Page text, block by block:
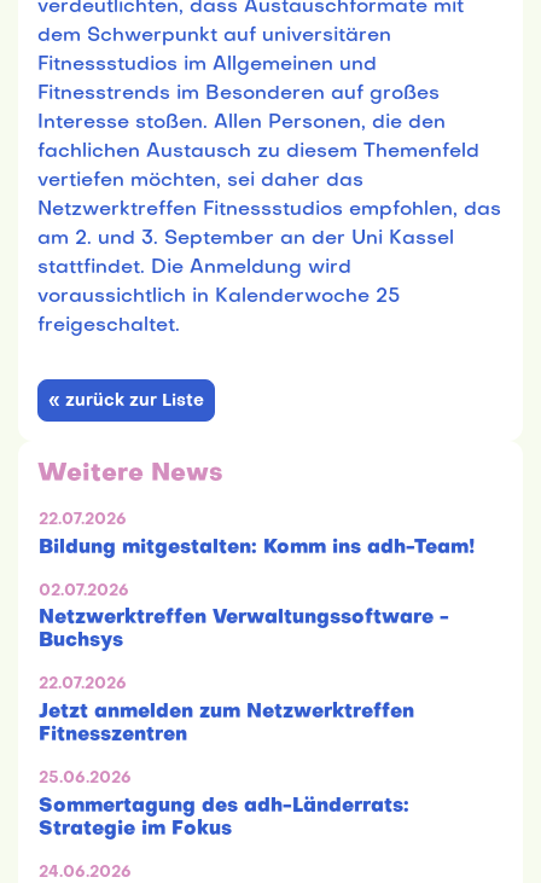
verdeutlichten, dass Austauschformate mit
dem Schwerpunkt auf universitären
Fitnessstudios im Allgemeinen und
Fitnesstrends im Besonderen auf großes
Interesse stoßen. Allen Personen, die den
fachlichen Austausch zu diesem Themenfeld
vertiefen möchten, sei daher das
Netzwerktreffen Fitnessstudios empfohlen, das
am 2. und 3. September an der Uni Kassel
stattfindet. Die Anmeldung wird
voraussichtlich in Kalenderwoche 25
freigeschaltet.
« zurück zur Liste
Weitere News
22.07.2026
Bildung mitgestalten: Komm ins adh-Team!
02.07.2026
Netzwerktreffen Verwaltungssoftware -
Buchsys
22.07.2026
Jetzt anmelden zum Netzwerktreffen
Fitnesszentren
25.06.2026
Sommertagung des adh-Länderrats:
Strategie im Fokus
24.06.2026